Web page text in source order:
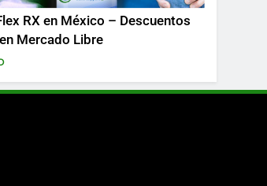
RX en México – Descuentos
Mercado Libre